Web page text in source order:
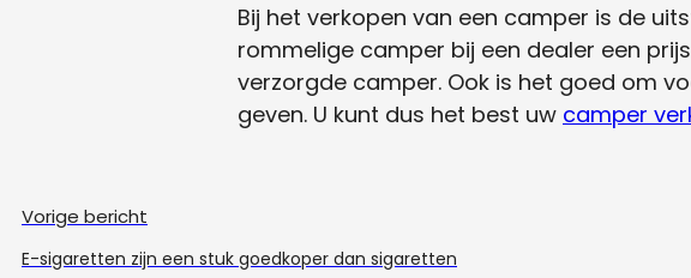
Bij het verkopen van een camper is de
rommelige camper bij een dealer een
verzorgde camper. Ook is het goed om
geven. U kunt dus het best uw camper
Vorige bericht
E-sigaretten zijn een stuk goedkoper dan sigaretten